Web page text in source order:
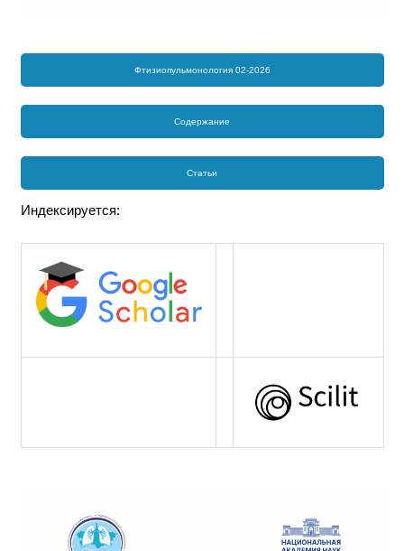
Фтизиопульмонология 02-2026
Содержание
Статьи
Индексируется: